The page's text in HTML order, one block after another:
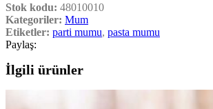
Stok kodu: 48010010
Kategoriler: Mum
Etiketler: parti mumu, pasta mumu
Paylaş:
İlgili ürünler